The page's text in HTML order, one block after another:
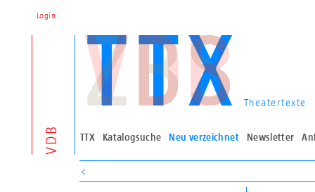
VDB
Theatertexte
TTX Katalogsuche Neu verzeichnet Newsletter
Login
<